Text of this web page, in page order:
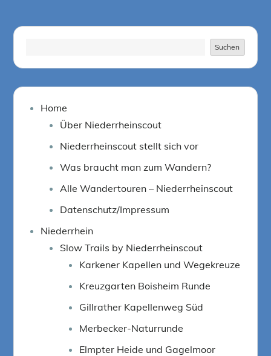
Suchen
Home
Über Niederrheinscout
Niederrheinscout stellt sich vor
Was braucht man zum Wandern?
Alle Wandertouren – Niederrheinscout
Datenschutz/Impressum
Niederrhein
Slow Trails by Niederrheinscout
Karkener Kapellen und Wegekreuze
Kreuzgarten Boisheim Runde
Gillrather Kapellenweg Süd
Merbecker-Naturrunde
Elmpter Heide und Gagelmoor